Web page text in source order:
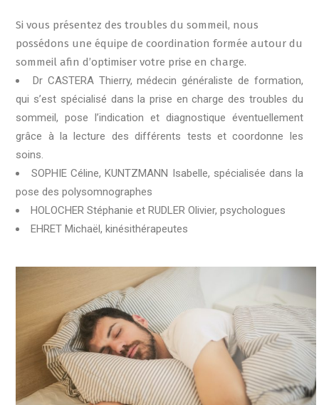
Si vous présentez des troubles du sommeil, nous
possédons une équipe de coordination formée autour du
sommeil afin d’optimiser votre prise en charge.
Dr CASTERA Thierry, médecin généraliste de formation,
qui s’est spécialisé dans la prise en charge des troubles du
sommeil, pose l’indication et diagnostique éventuellement
grâce à la lecture des différents tests et coordonne les
soins.
SOPHIE Céline,KUNTZMANN Isabelle, spécialisée dans la
pose des polysomnographes
HOLOCHER Stéphanie et RUDLER Olivier, psychologues
EHRET Michaël, kinésithérapeutes